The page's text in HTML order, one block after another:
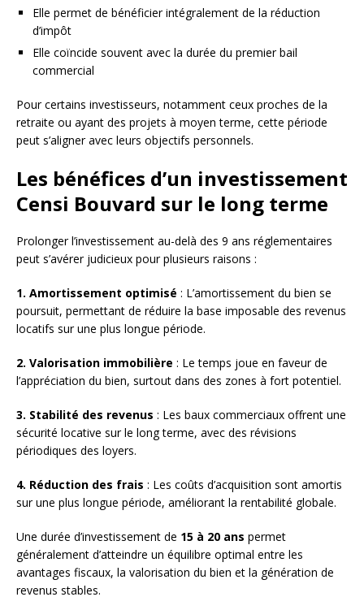
Elle permet de bénéficier intégralement de la réduction
d’impôt
Elle coïncide souvent avec la durée du premier bail
commercial
Pour certains investisseurs, notamment ceux proches de la
retraite ou ayant des projets à moyen terme, cette période
peut s’aligner avec leurs objectifs personnels.
Les bénéfices d’un investissement
Censi Bouvard sur le long terme
Prolonger l’investissement au-delà des 9 ans réglementaires
peut s’avérer judicieux pour plusieurs raisons :
1. Amortissement optimisé : L’amortissement du bien se
poursuit, permettant de réduire la base imposable des revenus
locatifs sur une plus longue période.
2. Valorisation immobilière : Le temps joue en faveur de
l’appréciation du bien, surtout dans des zones à fort potentiel.
3. Stabilité des revenus : Les baux commerciaux offrent une
sécurité locative sur le long terme, avec des révisions
périodiques des loyers.
4. Réduction des frais : Les coûts d’acquisition sont amortis
sur une plus longue période, améliorant la rentabilité globale.
Une durée d’investissement de 15 à 20 ans permet
généralement d’atteindre un équilibre optimal entre les
avantages fiscaux, la valorisation du bien et la génération de
revenus stables.